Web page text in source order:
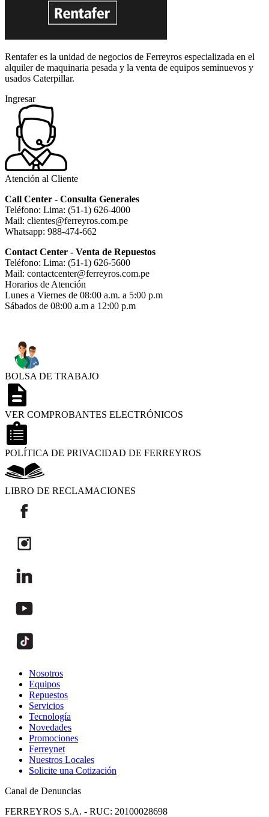
Rentafer es la unidad de negocios de Ferreyros especializada en el
alquiler de maquinaria pesada y la venta de equipos seminuevos y
usados Caterpillar.
Ingresar
Atención al Cliente
Call Center - Consulta Generales
Teléfono: Lima: (51-1) 626-4000
Mail: clientes@ferreyros.com.pe
Whatsapp: 988-474-662
Contact Center - Venta de Repuestos
Teléfono: Lima: (51-1) 626-5600
Mail: contactcenter@ferreyros.com.pe
Horarios de Atención
Lunes a Viernes de 08:00 a.m. a 5:00 p.m
Sábados de 08:00 a.m a 12:00 p.m
BOLSA DE TRABAJO
VER COMPROBANTES ELECTRÓNICOS
POLÍTICA DE PRIVACIDAD DE FERREYROS
LIBRO DE RECLAMACIONES
Nosotros
Equipos
Repuestos
Servicios
Tecnología
Novedades
Promociones
Ferreynet
Nuestros Locales
Solicite una Cotización
Canal de Denuncias
FERREYROS S.A. - RUC: 20100028698